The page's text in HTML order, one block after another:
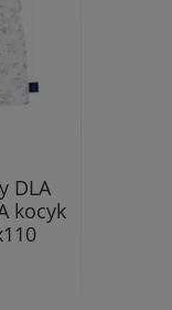
DLA
kocyk